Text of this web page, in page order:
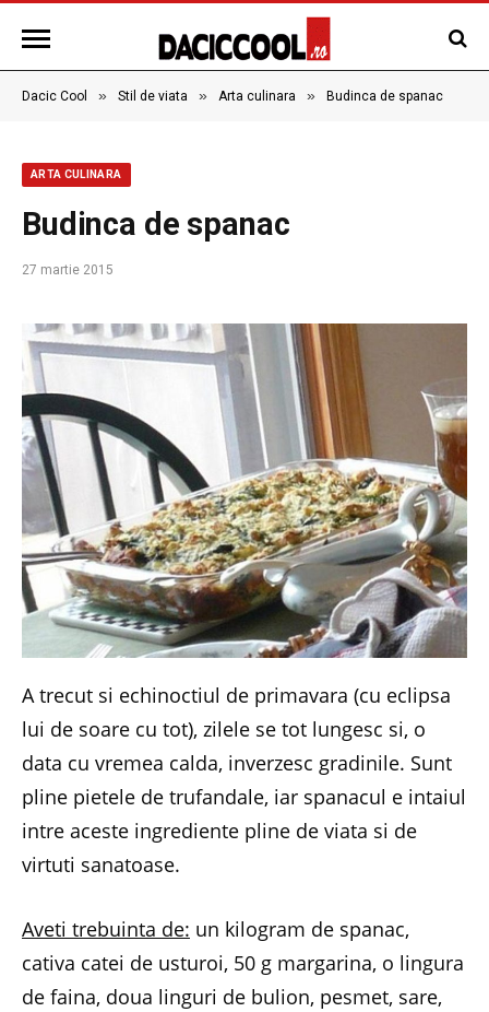
Dacic Cool » Stil de viata » Arta culinara » Budinca de spanac
ARTA CULINARA
Budinca de spanac
27 martie 2015
A trecut si echinoctiul de primavara (cu eclipsa
lui de soare cu tot), zilele se tot lungesc si, o
data cu vremea calda, inverzesc gradinile. Sunt
pline pietele de trufandale, iar spanacul e intaiul
intre aceste ingrediente pline de viata si de
virtuti sanatoase.
Aveti trebuinta de: un kilogram de spanac,
cativa catei de usturoi, 50 g margarina, o lingura
de faina, doua linguri de bulion, pesmet, sare,